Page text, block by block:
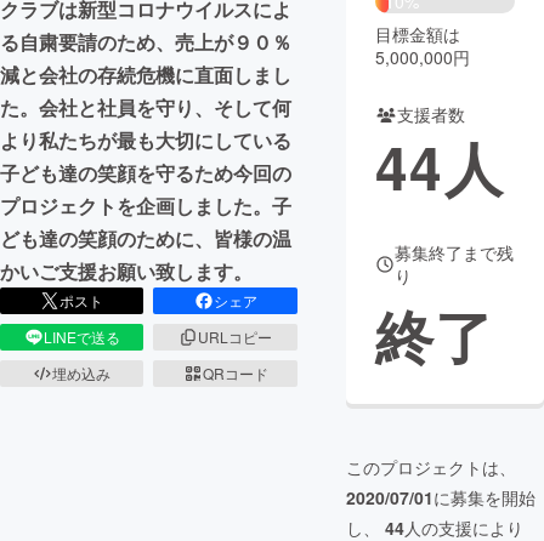
CAMPFIREふるさと納税 machi-ya コミュニティ
クラブは新型コロナウイルスによ
る自粛要請のため、売上が９０％
減と会社の存続危機に直面しまし
た。会社と社員を守り、そして何
より私たちが最も大切にしている
子ども達の笑顔を守るため今回の
プロジェクトを企画しました。子
ども達の笑顔のために、皆様の温
かいご支援お願い致します。
ポスト
シェア
LINEで送る
URLコピー
埋め込み
QRコード
目標金額は
5,000,000円
支援者数
44人
募集終了まで残
り
終了
このプロジェクトは、
2020/07/01に募集を開始
し、 44人の支援により